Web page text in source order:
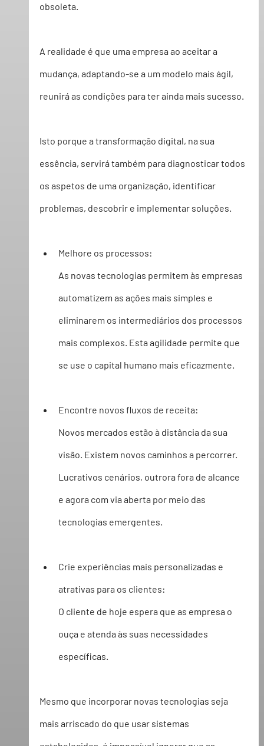
obsoleta.
A realidade é que uma empresa ao aceitar a
mudança, adaptando-se a um modelo mais ágil,
reunirá as condições para ter ainda mais sucesso.
Isto porque a transformação digital, na sua
essência, servirá também para diagnosticar todos
os aspetos de uma organização, identificar
problemas, descobrir e implementar soluções.
Melhore os processos:
As novas tecnologias permitem às empresas
automatizem as ações mais simples e
eliminarem os intermediários dos processos
mais complexos. Esta agilidade permite que
se use o capital humano mais eficazmente.
Encontre novos fluxos de receita:
Novos mercados estão à distância da sua
visão. Existem novos caminhos a percorrer.
Lucrativos cenários, outrora fora de alcance
e agora com via aberta por meio das
tecnologias emergentes.
Crie experiências mais personalizadas e
atrativas para os clientes:
O cliente de hoje espera que as empresa o
ouça e atenda às suas necessidades
específicas.
Mesmo que incorporar novas tecnologias seja
mais arriscado do que usar sistemas